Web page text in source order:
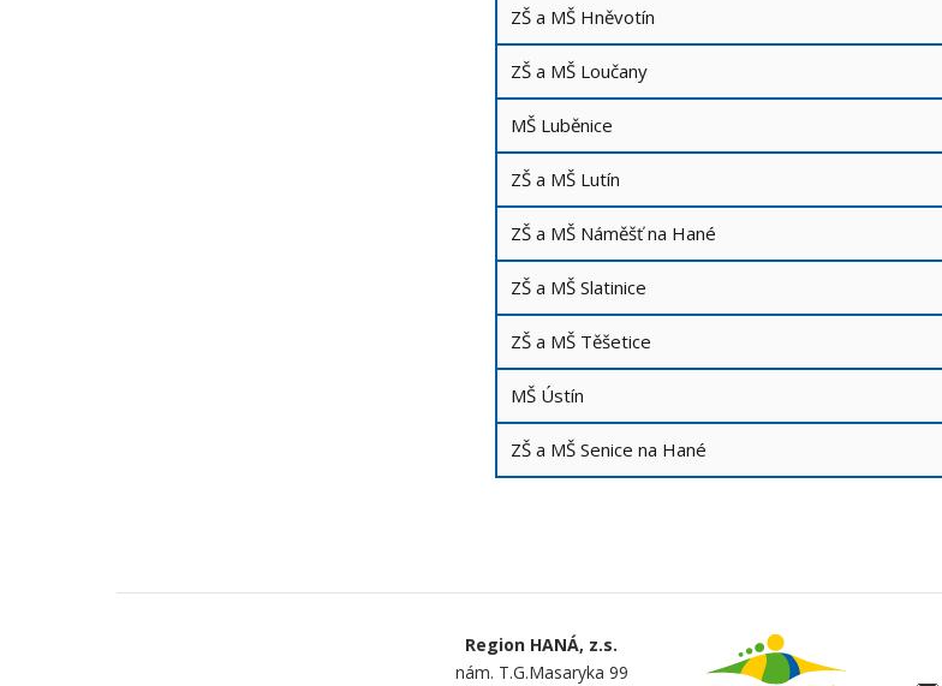
ZŠ a MŠ Hněvotín
ZŠ a MŠ Loučany
MŠ Luběnice
ZŠ a MŠ Lutín
ZŠ a MŠ Náměšť na Hané
ZŠ a MŠ Slatinice
ZŠ a MŠ Těšetice
MŠ Ústín
ZŠ a MŠ Senice na Hané
Region HANÁ, z.s.
nám. T.G.Masaryka 99